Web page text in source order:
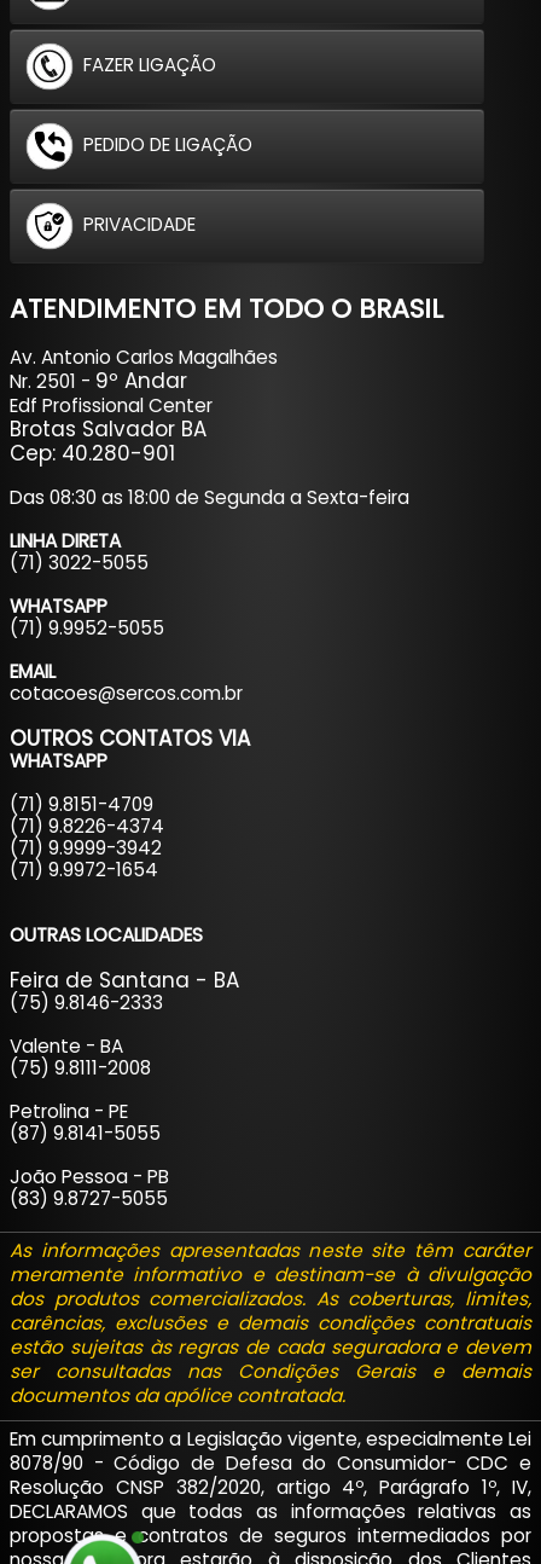
FAZER LIGAÇÃO
PEDIDO DE LIGAÇÃO
PRIVACIDADE
ATENDIMENTO EM TODO O BRASIL
Av. Antonio Carlos Magalhães
Nr. 2501 - 9º Andar
Edf Profissional Center
Brotas Salvador BA
Cep: 40.280-901
Das 08:30 as 18:00 de Segunda a Sexta-feira
LINHA DIRETA
(71) 3022-5055
WHATSAPP
(71) 9.9952-5055
EMAIL
cotacoes@sercos.com.br
OUTROS CONTATOS VIA
WHATSAPP
(71) 9.8151-4709
(71) 9.8226-4374
(71) 9.9999-3942
(71) 9.9972-1654
OUTRAS LOCALIDADES
Feira de Santana - BA
(75) 9.8146-2333
Valente - BA
(75) 9.8111-2008
Petrolina - PE
(87) 9.8141-5055
João Pessoa - PB
(83) 9.8727-5055
As informações apresentadas neste site têm caráter
meramente informativo e destinam-se à divulgação
dos produtos comercializados. As coberturas, limites,
carências, exclusões e demais condições contratuais
estão sujeitas às regras de cada seguradora e devem
ser consultadas nas Condições Gerais e demais
documentos da apólice contratada.
Em cumprimento a Legislação vigente, especialmente Lei
8078/90 - Código de Defesa do Consumidor- CDC e
Resolução CNSP 382/2020, artigo 4º, Parágrafo 1º, IV,
DECLARAMOS que todas as informações relativas as
propostas e contratos de seguros intermediados por